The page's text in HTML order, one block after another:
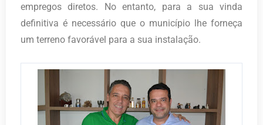
empregos diretos. No entanto, para a sua vinda
definitiva é necessário que o município lhe forneça
um terreno favorável para a sua instalação.